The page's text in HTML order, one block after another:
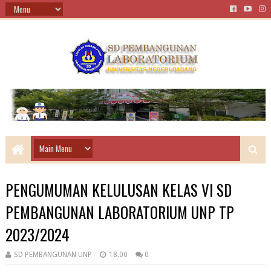
PENGUMUMAN KELULUSAN KELAS VI SD
PEMBANGUNAN LABORATORIUM UNP TP
2023/2024
SD PEMBANGUNAN UNP 18.00 0